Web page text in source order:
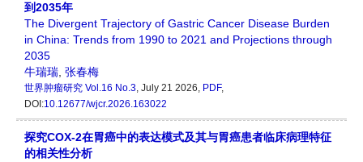
到2035年
The Divergent Trajectory of Gastric Cancer Disease Burden
in China: Trends from 1990 to 2021 and Projections through
2035
牛瑞瑞 张春梅
世界肿瘤研究 Vol.16 No.3, July 21 2026, PDF,
DOI:10.12677/wjcr.2026.163022
探究COX-2在胃癌中的表达模式及其与胃癌患者临床病理特征
的相关性分析